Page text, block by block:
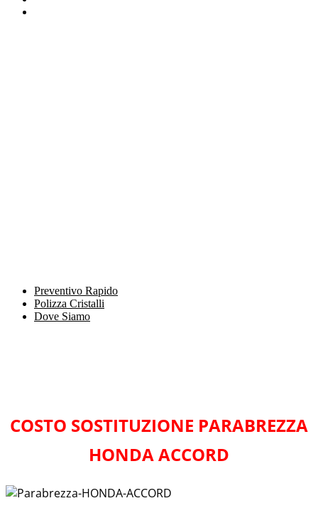
Preventivo Rapido
Polizza Cristalli
Dove Siamo
COSTO SOSTITUZIONE PARABREZZA
HONDA ACCORD